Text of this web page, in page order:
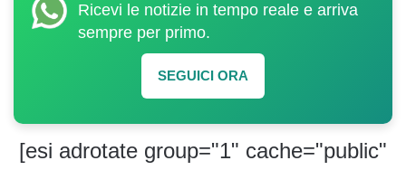
Ricevi le notizie in tempo reale e arriva
sempre per primo.
SEGUICI ORA
[esi adrotate group="1" cache="public"